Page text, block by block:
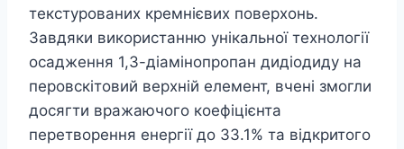
текстурованих кремнієвих поверхонь.
Завдяки використанню унікальної технології
осадження 1,3-діамінопропан дидіодиду на
перовскітовий верхній елемент, вчені змогли
досягти вражаючого коефіцієнта
перетворення енергії до 33.1% та відкритого